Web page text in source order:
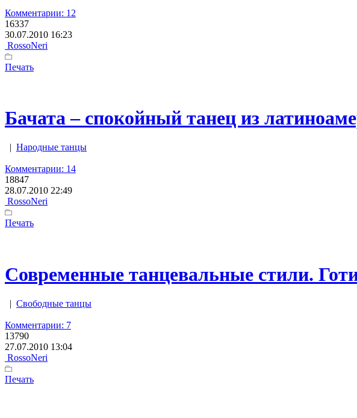
Комментарии: 12
16337
30.07.2010 16:23
RossoNeri
Печать
Бачата – спокойный танец из
| Народные танцы
Комментарии: 14
18847
28.07.2010 22:49
RossoNeri
Печать
Современные танцевальные стили.
| Свободные танцы
Комментарии: 7
13790
27.07.2010 13:04
RossoNeri
Печать